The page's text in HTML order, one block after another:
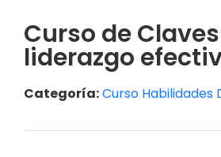
Curso de
liderazgo
Categoría:Curso Habilidades